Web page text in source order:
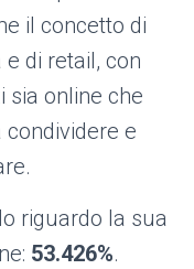
il concetto di
di retail, con
sia online che
e
riguardo la sua
53.426%.